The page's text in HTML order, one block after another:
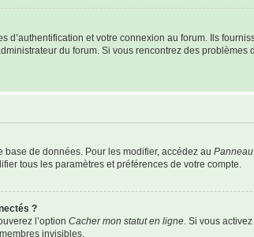
et votre connexion au forum. Ils
du forum. Si vous rencontrez des
de données. Pour les modifier, accédez au
tous les paramètres et préférences de votre compte.
?
l’option Cacher mon statut en ligne. Si vous
invisibles.